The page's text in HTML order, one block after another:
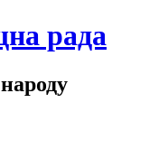
рада